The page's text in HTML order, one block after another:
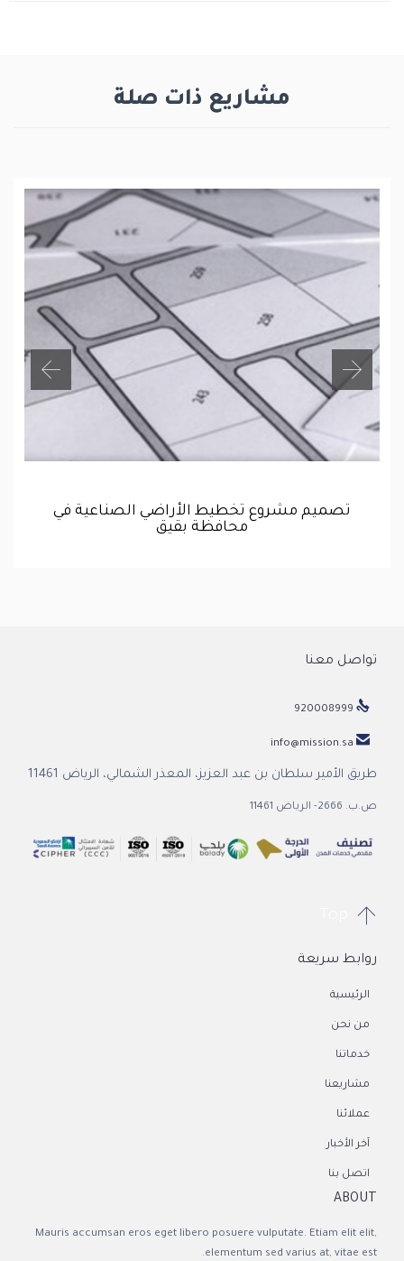
مشاريع ذات صلة
تصميم مشروع تخطيط الأراضي الصناعية في
محافظة بقيق
تواصل معنا


طريق الأمير سلطان بن عبد العزيز، المعذر الشمالي، الرياض 11461
ص.ب. 2666- الرياض 11461

روابط سريعة
الرئيسية
من نحن
خدماتنا
مشاريعنا
عملائنا
آخر الأخبار
اتصل بنا
ABOUT
Mauris accumsan eros eget libero posuere vulputate. Etiam elit elit,
elementum sed varius at, vitae est.